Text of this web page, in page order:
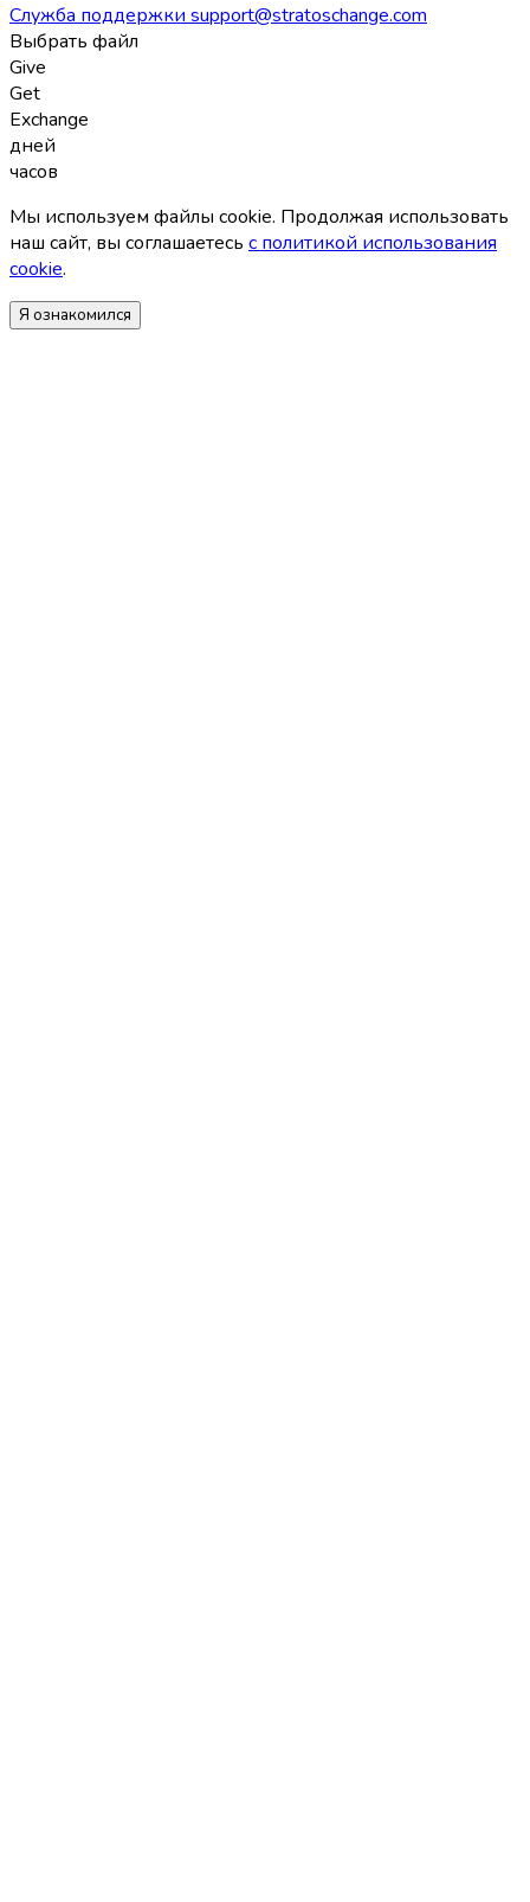
Служба поддержки support@stratoschange.com
Выбрать файл
Give
Get
Exchange
дней
часов
Мы используем файлы coоkie. Продолжая использовать
наш сайт, вы соглашаетесь с политикой использования
coоkie.